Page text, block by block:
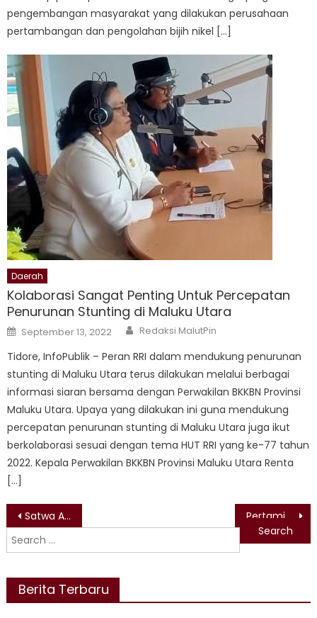
pengembangan masyarakat yang dilakukan perusahaan
pertambangan dan pengolahan bijih nikel […]
Daerah
Kolaborasi Sangat Penting Untuk Percepatan
Penurunan Stunting di Maluku Utara
Posted
on
September 13, 2022 Author
Redaksi MalutPin
Tidore, InfoPublik – Peran RRI dalam mendukung penurunan
stunting di Maluku Utara terus dilakukan melalui berbagai
informasi siaran bersama dengan Perwakilan BKKBN Provinsi
Maluku Utara. Upaya yang dilakukan ini guna mendukung
percepatan penurunan stunting di Maluku Utara juga ikut
berkolaborasi sesuai dengan tema HUT RRI yang ke-77 tahun
2022. Kepala Perwakilan BKKBN Provinsi Maluku Utara Renta
[…]
Post
navigation
Satwa Asli Maluku dan Maluku Utara Siap Dipulangkan
Search
for:
Berita Terbaru